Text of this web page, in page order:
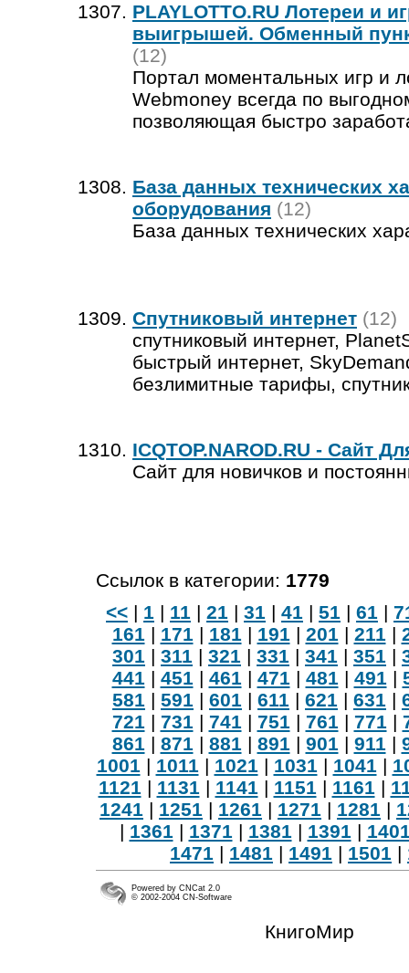
PLAYLOTTO.RU Лотереи и
выигрышей. Обменный
(12)
Портал моментальных игр и
Webmoney всегда по
позволяющая быстро
База данных технических
оборудования (12)
База данных технических
Спутниковый интернет (12)
спутниковый интернет,
быстрый интернет,
безлимитные тарифы,
ICQTOP.NAROD.RU - Сайт
Сайт для новичков и
Ссылок в категории: 1779
<< | 1 | 11 | 21 | 31 | 41 | 51 | 61 |
161| 171| 181| 191| 201| 211|
301 | 311 | 321 | 331 | 341 | 351 |
441| 451| 461| 471| 481| 491|
581 | 591 | 601 | 611 | 621 | 631 |
721| 731| 741| 751| 761| 771|
861| 871| 881| 891| 901| 911|
1001| 1011| 1021| 1031| 1041|
1121| 1131| 1141| 1151| 1161|
1241 | 1251 | 1261 | 1271 | 1281 |
| 1361| 1371| 1381| 1391|
1471 | 1481 | 1491 | 1501 |
Powered by CNCat 2.0
© 2002-2004 CN-Software
КнигоМир